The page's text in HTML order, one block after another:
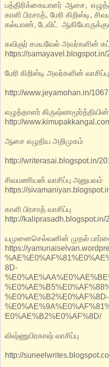
பத்திரிக்கையாளர் ஆசை,
காளி பிரசாத், மேரி கிறிஸ்டி,
கல்யாண், டேவிட்
கவிஞர் சமயவேல் அவர்களின்
https://
மேரி கிறிஸ்டி அவர்களின் வாசிப்பு
http://www.jeyamohan.in/
எழுத்தாளர்
http://
ஆசை எழுதிய அறிமுகம்
http://writerasai.blogspot.in/
சிவமணியன் வாசிப்பு அனுபவம்
https://
காளி பிரசாத் வாசிப்பு
http://kaliprasadh.blogspot.in/
யமுனைசெல்வனின் முதல்
https://
8D-
%E0%AE%B2%E0%AF%8D-
E0%AE%B2%E0%AF%8D/
விஷ்ணுபிரகாஷ் வாசிப்பு
http://